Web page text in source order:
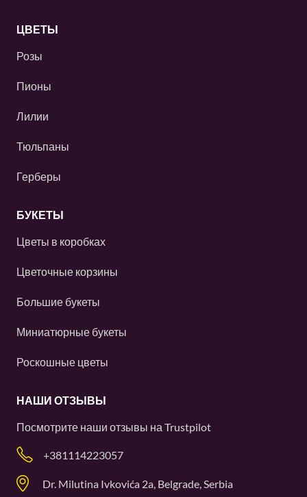
ЦВЕТЫ
Розы
Пионы
Лилии
Тюльпаны
Герберы
БУКЕТЫ
Цветы в коробках
Цветочные корзины
Большие букеты
Миниатюрные букеты
Роскошные цветы
НАШИ ОТЗЫВЫ
Посмотрите наши отзывы на Trustpilot
+381114223057
Dr. Milutina Ivkovića 2a, Belgrade, Serbia